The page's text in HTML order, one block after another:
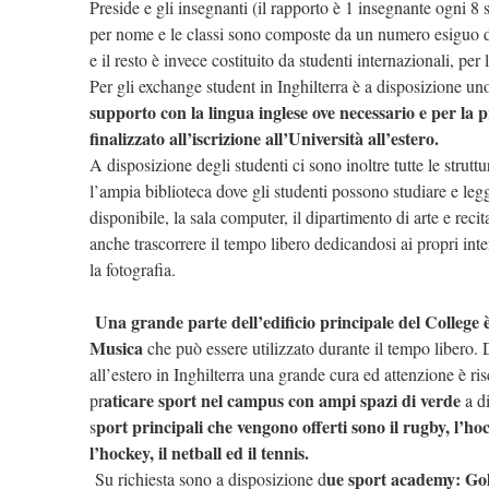
Preside e gli insegnanti (il rapporto è 1 insegnante ogni 8
per nome e le classi sono composte da un numero
e il resto è invece costituito da studenti internazionali, per
Per gli exchange student in Inghilterra è a disposizione
supporto con la lingua inglese ove necessario e per la
finalizzato all’iscrizione all’Università all’estero.
A disposizione degli studenti ci sono inoltre tutte le
l’ampia biblioteca dove gli studenti possono studiare e
disponibile, la sala computer, il dipartimento di arte e
anche trascorrere il tempo libero dedicandosi ai propri
la fotografia.
Una grande parte dell’edificio principale del
Musicache può essere utilizzato durante il tempo libero.
all’estero in Inghilterra una grande cura ed attenzione è
praticare sport nel campus con ampi spazi di verdea
sport principali che vengono offerti sono il rugby,
l’hockey, il netball ed il tennis.
Su richiesta sono a disposizione due sport academy: